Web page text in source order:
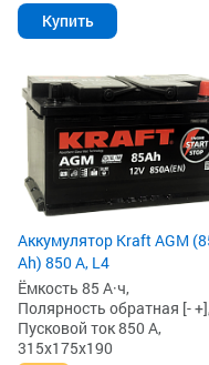
Купить
Аккумулятор Kraft AGM
Ah) 850 А, L4
Ёмкость 85 А·ч,
Полярность обратная [-
Пусковой ток 850 А,
315x175x190